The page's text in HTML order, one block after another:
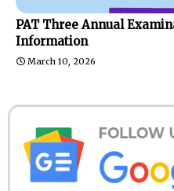
PAT Three Annual
Information
March 10, 2026